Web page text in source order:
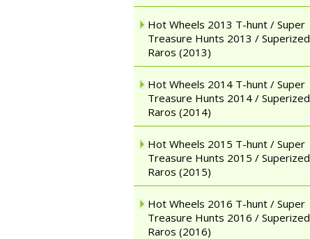
Hot Wheels 2013 T-hunt / Super
Treasure Hunts 2013 / Superized
Raros (2013)
Hot Wheels 2014 T-hunt / Super
Treasure Hunts 2014 / Superized
Raros (2014)
Hot Wheels 2015 T-hunt / Super
Treasure Hunts 2015 / Superized
Raros (2015)
Hot Wheels 2016 T-hunt / Super
Treasure Hunts 2016 / Superized
Raros (2016)